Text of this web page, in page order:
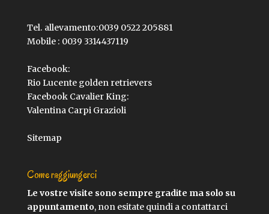
Tel. allevamento:0039 0522 205881
Mobile : 0039 3314437119
Facebook:
Rio Lucente golden retrievers
Facebook Cavalier King:
Valentina Carpi Grazioli
Sitemap
Come raggiungerci
Le vostre visite sono sempre gradite ma solo su
appuntamento, non esitate quindi a contattarci